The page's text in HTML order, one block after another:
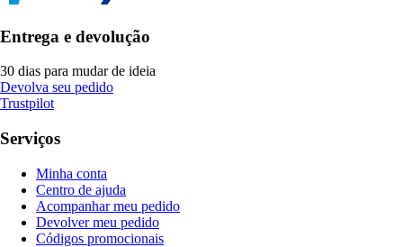
Entrega e devolução
30 dias para mudar de ideia
Devolva seu pedido
Trustpilot
Serviços
Minha conta
Centro de ajuda
Acompanhar meu pedido
Devolver meu pedido
Códigos promocionais